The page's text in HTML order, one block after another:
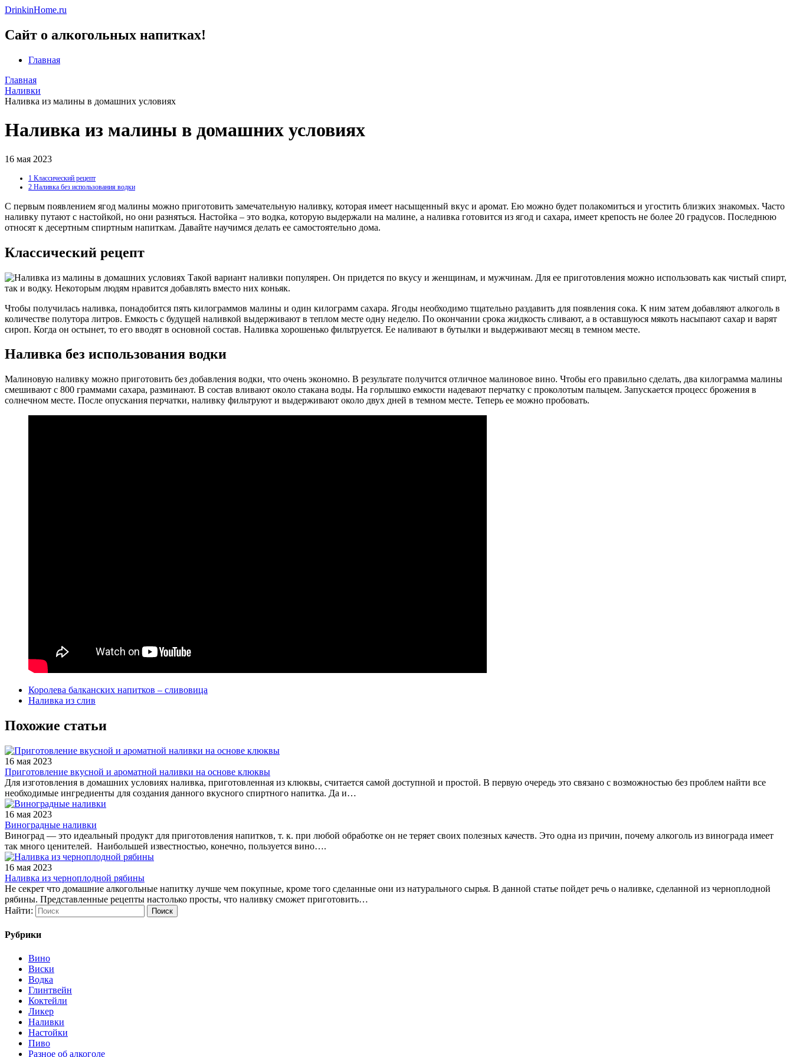
DrinkinHome.ru
Сайт о алкогольных напитках!
Главная
Главная
Наливки
Наливка из малины в домашних условиях
Наливка из малины в домашних условиях
16 мая 2023
1 Классический рецепт
2 Наливка без использования водки
С первым появлением ягод малины можно приготовить замечательную наливку, которая имеет насыщенный вкус и аромат. Ею можно будет полакомиться и угостить близких знакомых. Часто
наливку путают с настойкой, но они разняться. Настойка – это водка, которую выдержали на малине, а наливка готовится из ягод и сахара, имеет крепость не более 20 градусов. Последнюю
относят к десертным спиртным напиткам. Давайте научимся делать ее самостоятельно дома.
Классический рецепт
Такой вариант наливки популярен. Он придется по вкусу и женщинам, и мужчинам. Для ее приготовления можно использовать как чистый спирт,
так и водку. Некоторым людям нравится добавлять вместо них коньяк.
Чтобы получилась наливка, понадобится пять килограммов малины и один килограмм сахара. Ягоды необходимо тщательно раздавить для появления сока. К ним затем добавляют алкоголь в
количестве полутора литров. Емкость с будущей наливкой выдерживают в теплом месте одну неделю. По окончании срока жидкость сливают, а в оставшуюся мякоть насыпают сахар и варят
сироп. Когда он остынет, то его вводят в основной состав. Наливка хорошенько фильтруется. Ее наливают в бутылки и выдерживают месяц в темном месте.
Наливка без использования водки
Малиновую наливку можно приготовить без добавления водки, что очень экономно. В результате получится отличное малиновое вино. Чтобы его правильно сделать, два килограмма малины
смешивают с 800 граммами сахара, разминают. В состав вливают около стакана воды. На горлышко емкости надевают перчатку с проколотым пальцем. Запускается процесс брожения в
солнечном месте. После опускания перчатки, наливку фильтруют и выдерживают около двух дней в темном месте. Теперь ее можно пробовать.
Королева балканских напитков – сливовица
Наливка из слив
Похожие статьи
16 мая 2023
Приготовление вкусной и ароматной наливки на основе клюквы
Для изготовления в домашних условиях наливка, приготовленная из клюквы, считается самой доступной и простой. В первую очередь это связано с возможностью без проблем найти все
необходимые ингредиенты для создания данного вкусного спиртного напитка. Да и…
16 мая 2023
Виноградные наливки
Виноград — это идеальный продукт для приготовления напитков, т. к. при любой обработке он не теряет своих полезных качеств. Это одна из причин, почему алкоголь из винограда имеет
так много ценителей. Наибольшей известностью, конечно, пользуется вино….
16 мая 2023
Наливка из черноплодной рябины
Не секрет что домашние алкогольные напитку лучше чем покупные, кроме того сделанные они из натурального сырья. В данной статье пойдет речь о наливке, сделанной из черноплодной
рябины. Представленные рецепты настолько просты, что наливку сможет приготовить…
Найти:
Рубрики
Вино
Виски
Водка
Глинтвейн
Коктейли
Ликер
Наливки
Настойки
Пиво
Разное об алкоголе